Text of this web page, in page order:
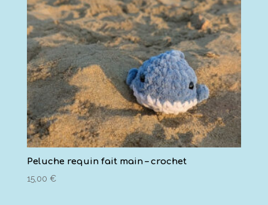
Peluche requin fait main – crochet
15,00 €